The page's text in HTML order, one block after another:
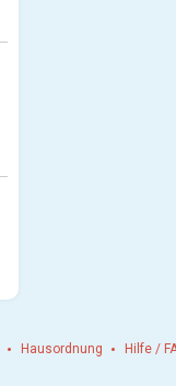
Hausordnung Hilfe /